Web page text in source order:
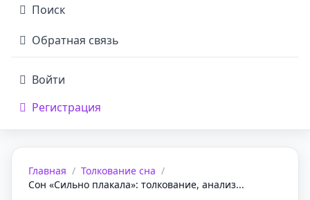
Поиск
Обратная связь
Войти
Регистрация
Главная / Толкование сна /
Сон «Сильно плакала»: толкование, анализ...